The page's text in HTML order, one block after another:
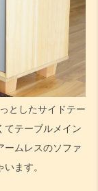
としたサイドテー
てテーブルメイン
ームレスのソファ
ます。